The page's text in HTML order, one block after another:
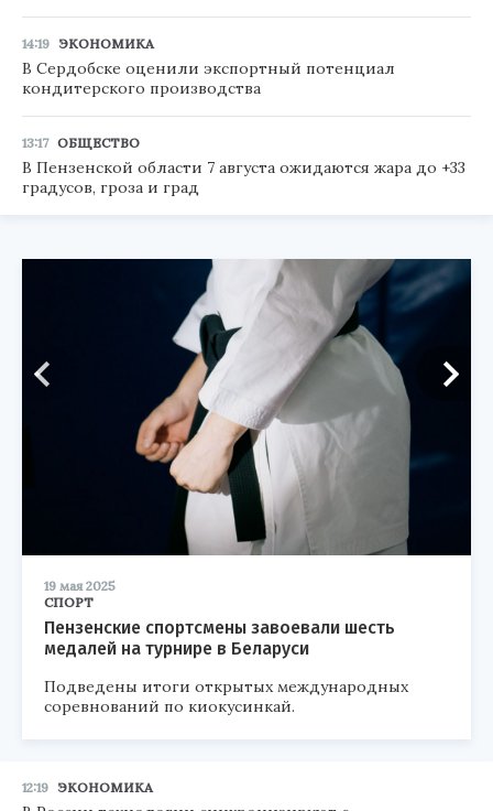
14:19 ЭКОНОМИКА
В Сердобске оценили экспортный потенциал
кондитерского производства
13:17 ОБЩЕСТВО
В Пензенской области 7 августа ожидаются жара до +33
градусов, гроза и град
19 мая 2025
СПОРТ
Пензенские спортсмены завоевали шесть
медалей на турнире в Беларуси
Подведены итоги открытых международных
соревнований по киокусинкай.
12:19 ЭКОНОМИКА